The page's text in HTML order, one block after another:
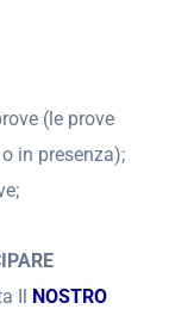
(le prove
in presenza);
Il NOSTRO